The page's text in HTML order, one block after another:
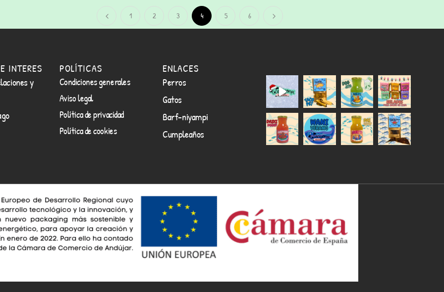
1 2 3 4 5 6
INTERES
y
POLÍTICAS
Condiciones generales
Aviso legal
Política de privacidad
Política de cookies
ENLACES
Perros
Gatos
Barf-niyampi
Cumpleaños